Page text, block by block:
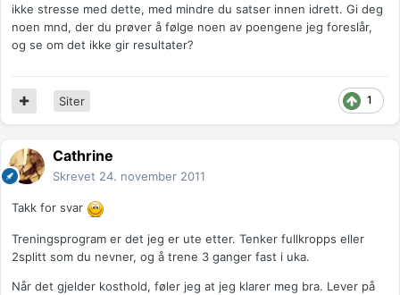
ikke stresse med dette, med mindre du satser innen idrett. Gi deg
noen mnd, der du prøver å følge noen av poengene jeg foreslår,
og se om det ikke gir resultater?
1
Siter
Cathrine
Skrevet 24. november 2011
Takk for svar
Treningsprogram er det jeg er ute etter. Tenker fullkropps eller
2splitt som du nevner, og å trene 3 ganger fast i uka.
Når det gjelder kosthold, føler jeg at jeg klarer meg bra. Lever på